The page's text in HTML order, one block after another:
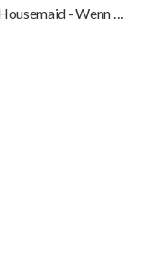
The Housemaid - Wenn sie wüsste